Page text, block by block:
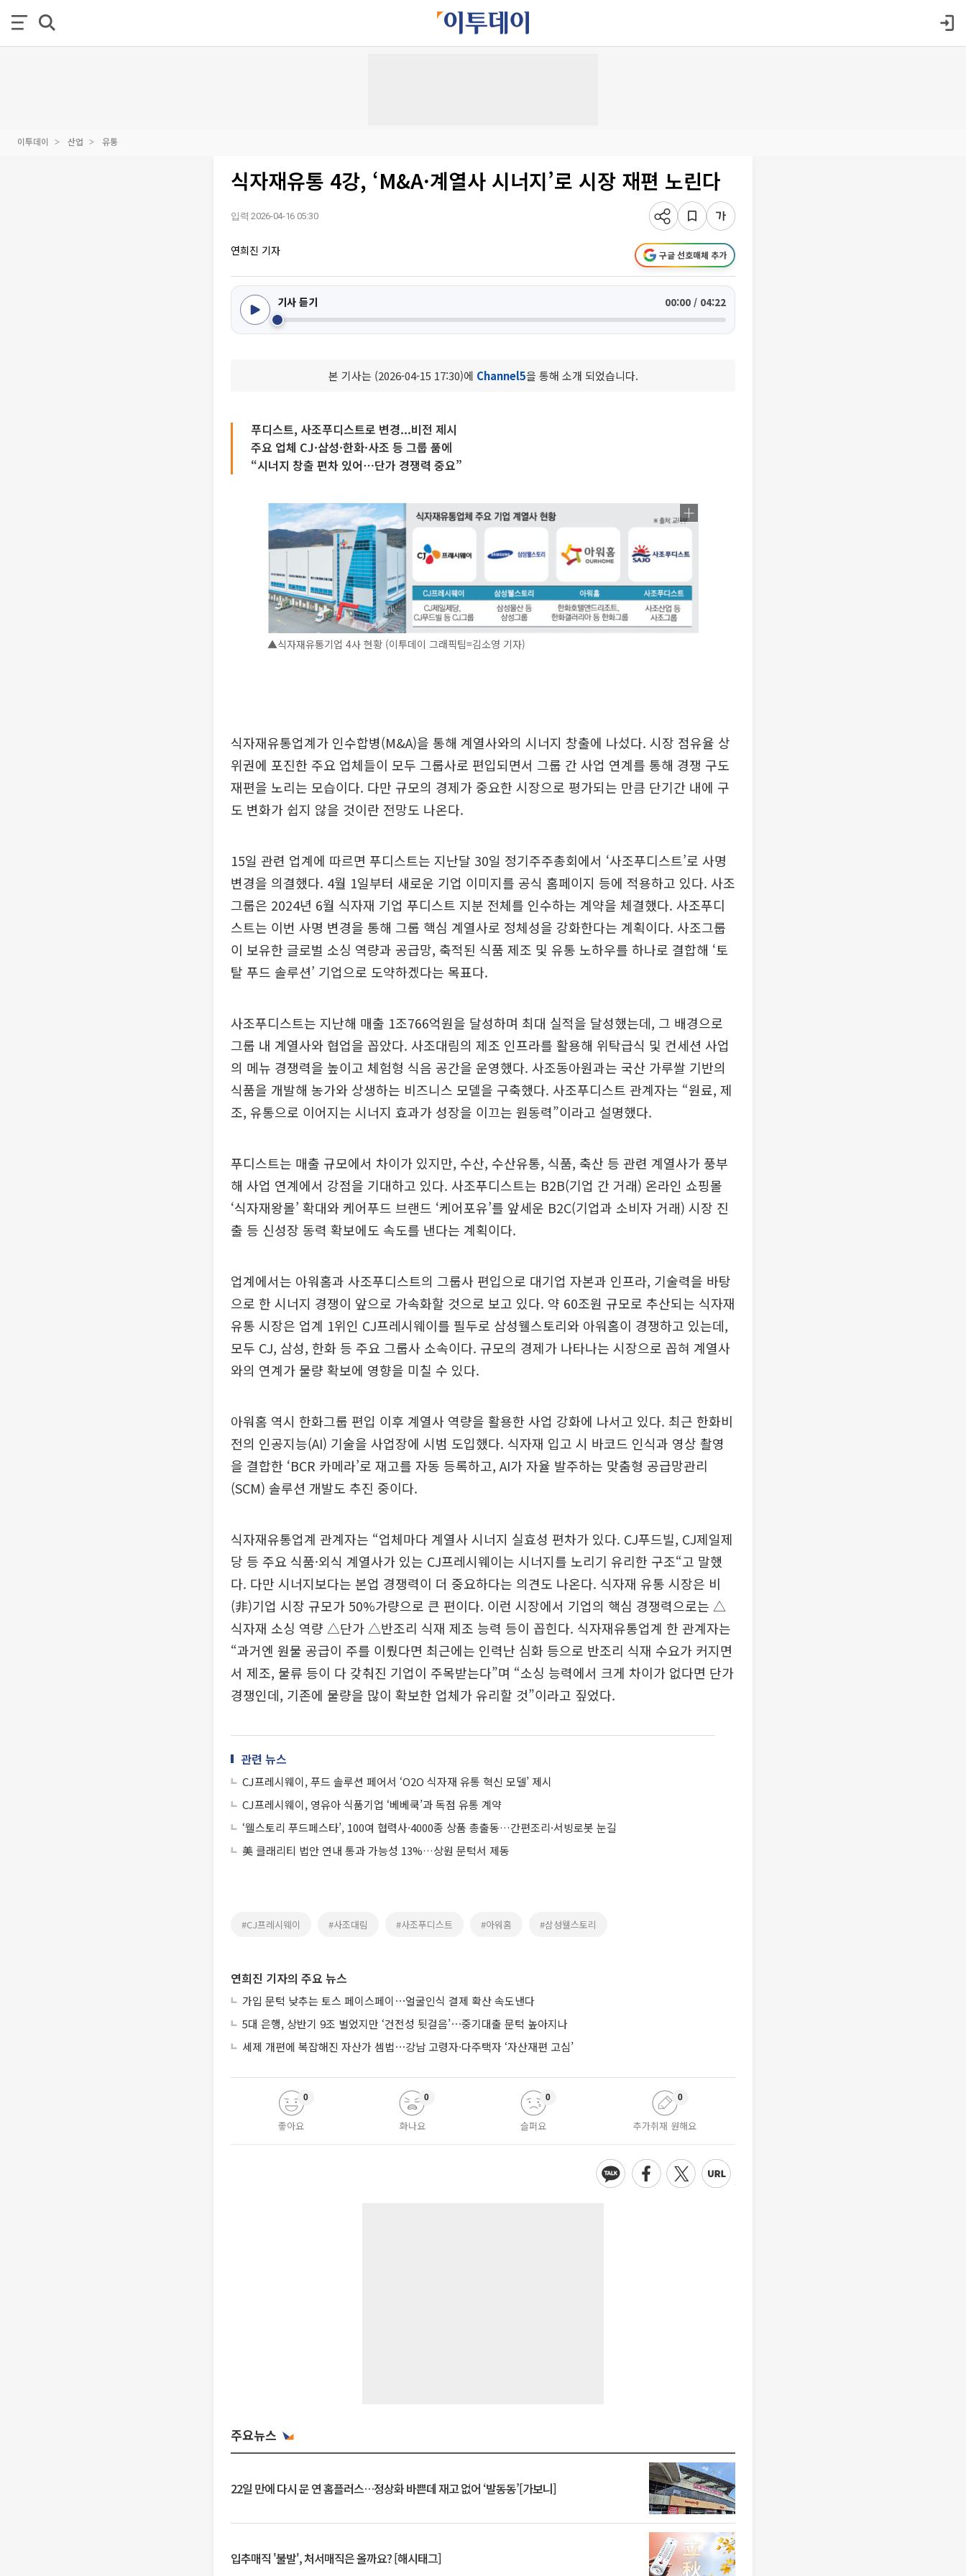
이투데이 산업 유통
식자재유통 4강, ‘M&A·계열사 시너지’로 시장 재편 노린다
입력 2026-04-16 05:30
연희진 기자 구글 선호매체 추가
기사 듣기 00:00 / 04:22
본 기사는 (2026-04-15 17:30)에 Channel5을 통해 소개 되었습니다.
푸디스트, 사조푸디스트로 변경...비전 제시
주요 업체 CJ·삼성·한화·사조 등 그룹 품에
“시너지 창출 편차 있어⋯단가 경쟁력 중요”
▲식자재유통기업 4사 현황 (이투데이 그래픽팀=김소영 기자)
식자재유통업계가 인수합병(M&A)을 통해 계열사와의 시너지 창출에 나섰다. 시장 점유율 상
위권에 포진한 주요 업체들이 모두 그룹사로 편입되면서 그룹 간 사업 연계를 통해 경쟁 구도
재편을 노리는 모습이다. 다만 규모의 경제가 중요한 시장으로 평가되는 만큼 단기간 내에 구
도 변화가 쉽지 않을 것이란 전망도 나온다.
15일 관련 업계에 따르면 푸디스트는 지난달 30일 정기주주총회에서 ‘사조푸디스트’로 사명
변경을 의결했다. 4월 1일부터 새로운 기업 이미지를 공식 홈페이지 등에 적용하고 있다. 사조
그룹은 2024년 6월 식자재 기업 푸디스트 지분 전체를 인수하는 계약을 체결했다. 사조푸디
스트는 이번 사명 변경을 통해 그룹 핵심 계열사로 정체성을 강화한다는 계획이다. 사조그룹
이 보유한 글로벌 소싱 역량과 공급망, 축적된 식품 제조 및 유통 노하우를 하나로 결합해 ‘토
탈 푸드 솔루션’ 기업으로 도약하겠다는 목표다.
사조푸디스트는 지난해 매출 1조766억원을 달성하며 최대 실적을 달성했는데, 그 배경으로
그룹 내 계열사와 협업을 꼽았다. 사조대림의 제조 인프라를 활용해 위탁급식 및 컨세션 사업
의 메뉴 경쟁력을 높이고 체험형 식음 공간을 운영했다. 사조동아원과는 국산 가루쌀 기반의
식품을 개발해 농가와 상생하는 비즈니스 모델을 구축했다. 사조푸디스트 관계자는 “원료, 제
조, 유통으로 이어지는 시너지 효과가 성장을 이끄는 원동력”이라고 설명했다.
푸디스트는 매출 규모에서 차이가 있지만, 수산, 수산유통, 식품, 축산 등 관련 계열사가 풍부
해 사업 연계에서 강점을 기대하고 있다. 사조푸디스트는 B2B(기업 간 거래) 온라인 쇼핑몰
‘식자재왕몰’ 확대와 케어푸드 브랜드 ‘케어포유’를 앞세운 B2C(기업과 소비자 거래) 시장 진
출 등 신성장 동력 확보에도 속도를 낸다는 계획이다.
업계에서는 아워홈과 사조푸디스트의 그룹사 편입으로 대기업 자본과 인프라, 기술력을 바탕
으로 한 시너지 경쟁이 앞으로 가속화할 것으로 보고 있다. 약 60조원 규모로 추산되는 식자재
유통 시장은 업계 1위인 CJ프레시웨이를 필두로 삼성웰스토리와 아워홈이 경쟁하고 있는데,
모두 CJ, 삼성, 한화 등 주요 그룹사 소속이다. 규모의 경제가 나타나는 시장으로 꼽혀 계열사
와의 연계가 물량 확보에 영향을 미칠 수 있다.
아워홈 역시 한화그룹 편입 이후 계열사 역량을 활용한 사업 강화에 나서고 있다. 최근 한화비
전의 인공지능(AI) 기술을 사업장에 시범 도입했다. 식자재 입고 시 바코드 인식과 영상 촬영
을 결합한 ‘BCR 카메라’로 재고를 자동 등록하고, AI가 자율 발주하는 맞춤형 공급망관리
(SCM) 솔루션 개발도 추진 중이다.
식자재유통업계 관계자는 “업체마다 계열사 시너지 실효성 편차가 있다. CJ푸드빌, CJ제일제
당 등 주요 식품·외식 계열사가 있는 CJ프레시웨이는 시너지를 노리기 유리한 구조“고 말했
다. 다만 시너지보다는 본업 경쟁력이 더 중요하다는 의견도 나온다. 식자재 유통 시장은 비
(非)기업 시장 규모가 50%가량으로 큰 편이다. 이런 시장에서 기업의 핵심 경쟁력으로는 △
식자재 소싱 역량 △단가 △반조리 식재 제조 능력 등이 꼽힌다. 식자재유통업계 한 관계자는
“과거엔 원물 공급이 주를 이뤘다면 최근에는 인력난 심화 등으로 반조리 식재 수요가 커지면
서 제조, 물류 등이 다 갖춰진 기업이 주목받는다”며 “소싱 능력에서 크게 차이가 없다면 단가
경쟁인데, 기존에 물량을 많이 확보한 업체가 유리할 것”이라고 짚었다.
관련 뉴스
CJ프레시웨이, 푸드 솔루션 페어서 ‘O2O 식자재 유통 혁신 모델’ 제시
CJ프레시웨이, 영유아 식품기업 ‘베베쿡’과 독점 유통 계약
‘웰스토리 푸드페스타’, 100여 협력사·4000종 상품 총출동…간편조리·서빙로봇 눈길
美 클래리티 법안 연내 통과 가능성 13%…상원 문턱서 제동
#CJ프레시웨이 #사조대림 #사조푸디스트 #아워홈 #삼성웰스토리
연희진 기자의 주요 뉴스
가입 문턱 낮추는 토스 페이스페이⋯얼굴인식 결제 확산 속도낸다
5대 은행, 상반기 9조 벌었지만 ‘건전성 뒷걸음’⋯중기대출 문턱 높아지나
세제 개편에 복잡해진 자산가 셈법⋯강남 고령자·다주택자 ‘자산재편 고심’
좋아요
0
화나요
0
슬퍼요
0
추가취재 원해요
0
주요뉴스
22일 만에 다시 문 연 홈플러스…정상화 바쁜데 재고 없어 ‘발동동’[가보니]
입추매직 '불발', 처서매직은 올까요? [해시태그]